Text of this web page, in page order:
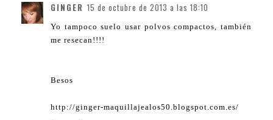
GINGER 15 de octubre de 2013 a las 18:10
Yo tampoco suelo usar polvos compactos, también
me resecan!!!!
Besos
http://ginger-maquillajealos50.blogspot.com.es/